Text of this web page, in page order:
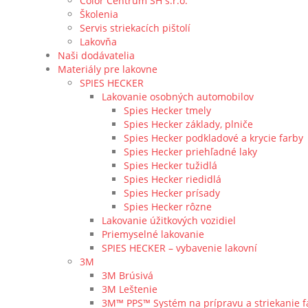
Školenia
Servis striekacích pištolí
Lakovňa
Naši dodávatelia
Materiály pre lakovne
SPIES HECKER
Lakovanie osobných automobilov
Spies Hecker tmely
Spies Hecker základy, plniče
Spies Hecker podkladové a krycie farby
Spies Hecker priehľadné laky
Spies Hecker tužidlá
Spies Hecker riedidlá
Spies Hecker prísady
Spies Hecker rôzne
Lakovanie úžitkových vozidiel
Priemyselné lakovanie
SPIES HECKER – vybavenie lakovní
3M
3M Brúsivá
3M Leštenie
3M™ PPS™ Systém na prípravu a striekanie